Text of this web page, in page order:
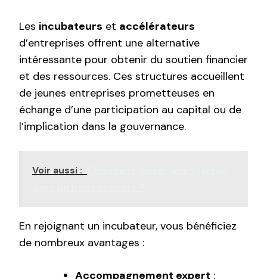
Les incubateurs et accélérateurs
d’entreprises offrent une alternative
intéressante pour obtenir du soutien financier
et des ressources. Ces structures accueillent
de jeunes entreprises prometteuses en
échange d’une participation au capital ou de
l’implication dans la gouvernance.
Voir aussi :
En rejoignant un incubateur, vous bénéficiez
de nombreux avantages :
Accompagnement expert :